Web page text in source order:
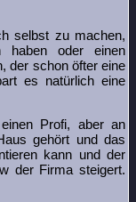
selbst zu machen,
haben oder einen
der schon öfter eine
es natürlich eine
Profi, aber an
gehört und das
kann und der
der Firma steigert.